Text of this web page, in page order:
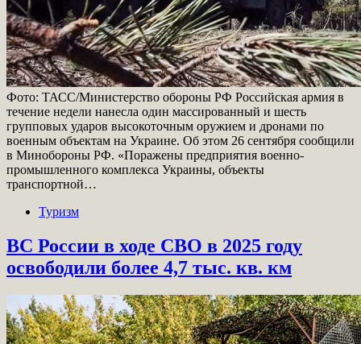
Фото: ТАСС/Министерство обороны РФ Российская армия в
течение недели нанесла один массированный и шесть
групповых ударов высокоточным оружием и дронами по
военным объектам на Украине. Об этом 26 сентября сообщили
в Минобороны РФ. «Поражены предприятия военно-
промышленного комплекса Украины, объекты
транспортной…
Туризм
ВС России в ходе СВО в 2025 году
освободили более 4,7 тыс. кв. км